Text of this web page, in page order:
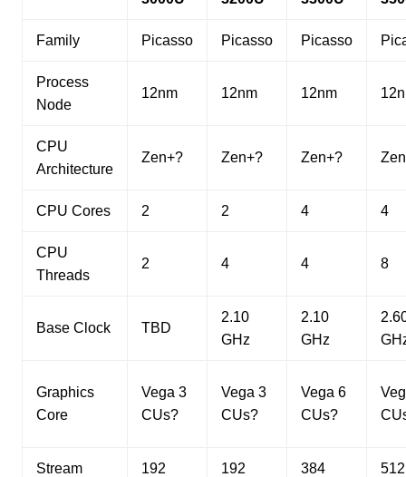
Family Picasso Picasso Picasso
Process
Node
12nm 12nm 12nm
CPU
Architecture
Zen+? Zen+? Zen+?
CPU Cores 2 2 4 4
CPU
Threads
2 4 4 8
Base Clock TBD
2.10
GHz
2.10
GHz
Graphics
Core
Vega 3
CUs?
Vega 3
CUs?
Vega 6
CUs?
Stream
192
192
384
512